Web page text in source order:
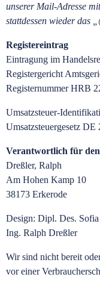
unserer Mail-Adresse
stattdessen wieder das
Registereintrag
Eintragung im
Registergericht
Registernummer HRB
Umsatzsteuer-
Umsatzsteuergesetz DE
Verantwortlich für
Dreßler, Ralph
Am Hohen Kamp 10
38173 Erkerode
Design: Dipl. Des.
Ing. Ralph Dreßler
Wir sind nicht bereit
vor einer